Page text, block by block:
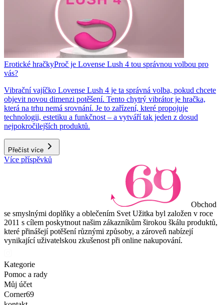
Erotické hračkyProč je Lovense Lush 4 tou správnou volbou pro
vás?
Vibrační vajíčko Lovense Lush 4 je ta správná volba, pokud chcete
objevit novou dimenzi potěšení. Tento chytrý vibrátor je hračka,
která na trhu nemá srovnání. Je to zařízení, které propojuje
technologii, estetiku a funkčnost – a vytváří tak jeden z dosud
nejpokročilejších produktů.
Přečíst více
Více příspěvků
Obchod
se smyslnými doplňky a oblečením Svet Užitka byl založen v roce
2011 s cílem poskytnout našim zákazníkům širokou škálu produktů,
které přinášejí potěšení různými způsoby, a zároveň nabízejí
vynikající uživatelskou zkušenost při online nakupování.
Kategorie
Pomoc a rady
Můj účet
Corner69